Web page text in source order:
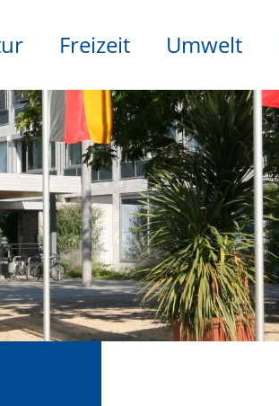
Freizeit Umwelt